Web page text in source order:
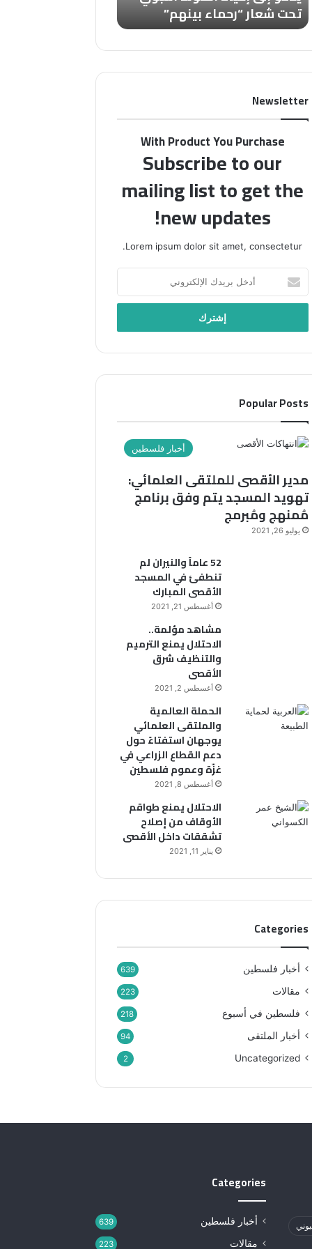
شعار
“رحماء
تحت شعار “رحماء بينهم”
Newsletter
With Product You Purchase
Subscribe to our
mailing list to get the
new updates!
Lorem ipsum dolor sit amet, consectetur.
بريدك
الإلكتروني
Popular Posts
أخبار فلسطين
مدير الأقصى للملتقى العلمائي:
تهويد المسجد يتم وفق برنامج
مُمنهج ومُبرمج
يوليو 26, 2021
52 عاماً والنيران لم
تنطفئ في المسجد
الأقصى المبارك
أغسطس 21, 2021
مشاهد مؤلمة..
الاحتلال يمنع الترميم
والتنظيف شرق
الأقصى
أغسطس 2, 2021
الحملة العالمية
والملتقى العلمائي
يوجهان استفتاءً حول
دعم القطاع الزراعي في
غزّة وعموم فلسطين
أغسطس 8, 2021
الاحتلال يمنع طواقم
الأوقاف من إصلاح
تشققات داخل الأقصى
يناير 11, 2021
Categories
أخبار فلسطين 639
مقالات 223
فلسطين في أسبوع 218
أخبار الملتقى 94
Uncategorized
2
Categories
أخبار فلسطين 639
مقالات 223